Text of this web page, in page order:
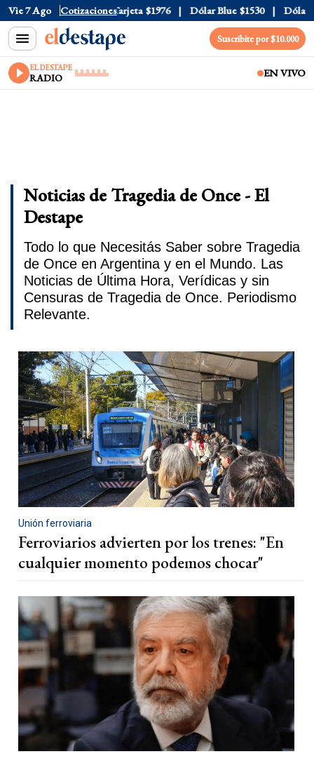
Vie 7 Ago Cotizaciones
$1520 Dólar Tarjeta $1976 Dólar Blue $1530 Dólar CCL
Suscribite por $10.000
EL DESTAPE
RADIO EN VIVO
Noticias de Tragedia de Once - El
Destape
Todo lo que Necesitás Saber sobre Tragedia
de Once en Argentina y en el Mundo. Las
Noticias de Última Hora, Verídicas y sin
Censuras de Tragedia de Once. Periodismo
Relevante.
Unión ferroviaria
Ferroviarios advierten por los trenes: "En
cualquier momento podemos chocar"